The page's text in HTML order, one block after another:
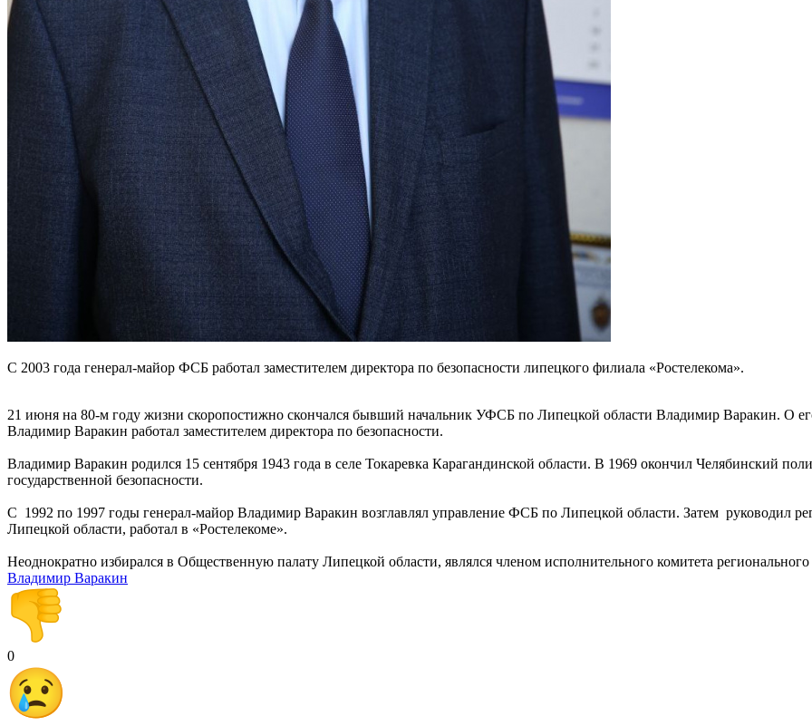
С 2003 года генерал-майор ФСБ работал заместителем директора по безопасности липецкого филиала «Ростелекома».
21 июня на 80-м году жизни скоропостижно скончался бывший начальник УФСБ по Липецкой области Владимир Варакин. О
Владимир Варакин работал заместителем директора по безопасности.
Владимир Варакин родился 15 сентября 1943 года в селе Токаревка Карагандинской области. В 1969 окончил Челябинский
государственной безопасности.
С 1992 по 1997 годы генерал-майор Владимир Варакин возглавлял управление ФСБ по Липецкой области. Затем руководил
Липецкой области, работал в «Ростелекоме».
Неоднократно избирался в Общественную палату Липецкой области, являлся членом исполнительного комитета
Владимир Варакин
0